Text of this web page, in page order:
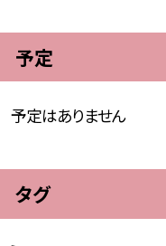
予定
予定はありません
タグ